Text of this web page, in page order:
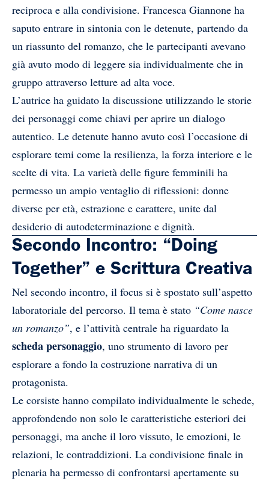
reciproca e alla condivisione. Francesca Giannone ha
saputo entrare in sintonia con le detenute, partendo da
un riassunto del romanzo, che le partecipanti avevano
già avuto modo di leggere sia individualmente che in
gruppo attraverso letture ad alta voce.
L’autrice ha guidato la discussione utilizzando le storie
dei personaggi come chiavi per aprire un dialogo
autentico. Le detenute hanno avuto così l’occasione di
esplorare temi come la resilienza, la forza interiore e le
scelte di vita. La varietà delle figure femminili ha
permesso un ampio ventaglio di riflessioni: donne
diverse per età, estrazione e carattere, unite dal
desiderio di autodeterminazione e dignità.
Secondo Incontro: “Doing
Together” e Scrittura Creativa
Nel secondo incontro, il focus si è spostato sull’aspetto
laboratoriale del percorso. Il tema è stato “Come nasce
un romanzo”, e l’attività centrale ha riguardato la
scheda personaggio, uno strumento di lavoro per
esplorare a fondo la costruzione narrativa di un
protagonista.
Le corsiste hanno compilato individualmente le schede,
approfondendo non solo le caratteristiche esteriori dei
personaggi, ma anche il loro vissuto, le emozioni, le
relazioni, le contraddizioni. La condivisione finale in
plenaria ha permesso di confrontarsi apertamente su